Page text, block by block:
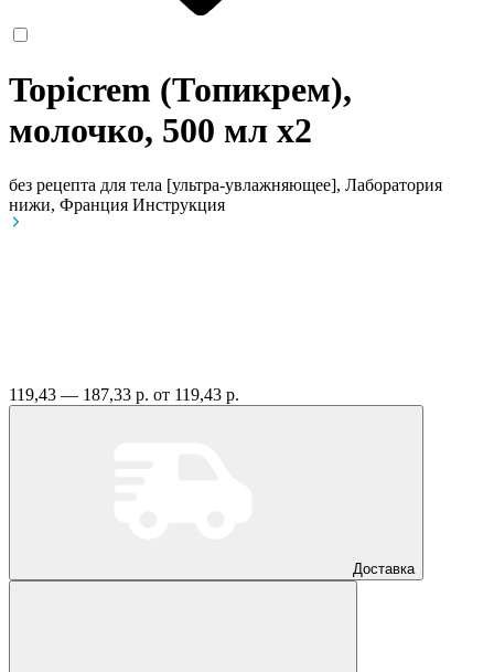
Topicrem (Топикрем),
молочко, 500 мл x2
без рецепта для тела [ультра-увлажняющее], Лаборатория
нижи, Франция Инструкция
119,43 — 187,33 р. от 119,43 р.
Доставка